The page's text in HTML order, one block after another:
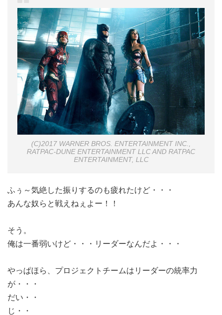
(C)2017 WARNER BROS. ENTERTAINMENT INC.,
RATPAC-DUNE ENTERTAINMENT LLC AND RATPAC
ENTERTAINMENT, LLC
ふぅ～気絶した振りするのも疲れたけど・・・
あんな奴らと戦えねぇよー！！
そう。
俺は一番弱いけど・・・ リーダーなんだよ・・・
やっぱほら、プロジェクトチームはリーダーの統率力
が・・・
だい・・
じ・・